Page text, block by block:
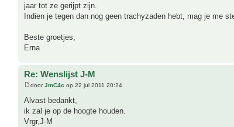
jaar tot ze gerijpt zijn.
Indien je tegen dan nog geen trachyzaden hebt, mag je me
Beste groetjes,
Erna
Re: Wenslijst J-M
doorJmC4c op 22 jul 2011 20:24
Alvast bedankt,
ik zal je op de hoogte houden.
Vrgr,J-M